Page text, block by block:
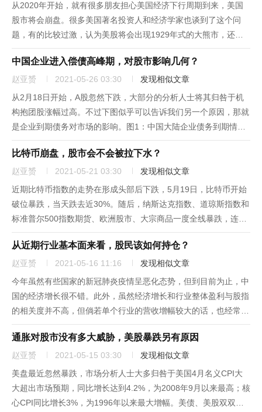
从2020年开始，就有很多朋友担心美国经济下行周期到来，美国
股市将会崩盘。很多美国著名投资人和经济学家也谈到了这个问
题，有的比较过激，认为美股将会出现1929年式的大熊市，还有
的相对“保守”些，认为很像1968年的情况。很多朋友被吓得不轻，
毕竟在2007年时，美国进入房地产下行周期，结果出现了全球股...
中国企业进入偿债高峰期，对股市影响几何？
赵亚赟 2021-05-26 03:30
发现相似文章
从2月18日开始，A股忽然下跌，大部分的分析人士将其归咎于机
构抱团股涨幅过高。不过下图似乎可以告诉我们另一个原因，那就
是企业到期债务对市场的影响。图1：中国大陆企业债务到期情
况。资料来源：彭博社从上图能够看出，今年1月至2月的企业到期
债务较低，但3月却是企业偿债高峰。很多企业通过在2月下旬借款
和抛售...
比特币崩盘，股市会不会被拉下水？
赵亚赟 2021-05-21 03:30
发现相似文章
近期比特币指数的走势在形成头部后下跌，5月19日，比特币开始
破位暴跌，当天跌去近30%。随后，纳斯达克指数、道琼斯指数和
标准普尔500指数期货、欧洲股市、大宗商品一度全线暴跌，连避
险标配黄金也不能够幸免。之后比特币遇到30,000美元附近的支撑
位，开始反弹，所有市场也开始反弹。比特币为何可以影响这么...
从近期行业基本面来看，股民该如何持仓？
赵亚赟 2021-05-16 11:16
发现相似文章
今年虽然有些国家的新冠肺炎疫情呈恶化态势，但到目前为止，中
国的经济增长很不错。此外，虽然经济增长和行业整体盈利与股指
的相关度并不高，但倘若单个行业的营收增幅较大的话，也经常会
成为股市重要的炒作题材，基金等大型机构投资者经常以行业基本
面作为买卖股票的重要依据。今年3月的工业生产者出厂价格上涨
开始加速。...
通胀对股市没有多大威胁，美股暴跌另有原因
赵亚赟 2021-05-15 03:30
发现相似文章
美盘最近忽然暴跌，市场分析人士大多归咎于美国4月名义CPI大
大超出市场预期，同比增长达到4.2%，为2008年9月以来最高；核
心CPI同比增长3%，为1996年以来最大增幅。美债、美股双双暴